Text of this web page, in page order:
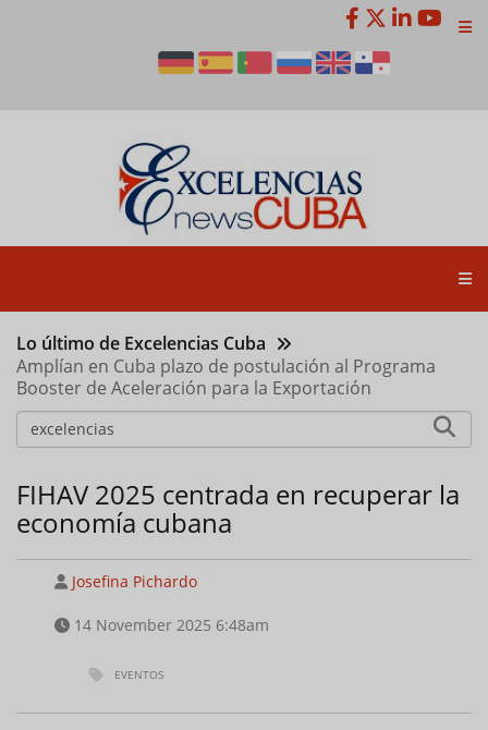
Lo último de Excelencias Cuba
Amplían en Cuba plazo de postulación al Programa
Booster de Aceleración para la Exportación
FIHAV 2025 centrada en recuperar la
economía cubana
Josefina Pichardo
14 November 2025 6:48am
EVENTOS